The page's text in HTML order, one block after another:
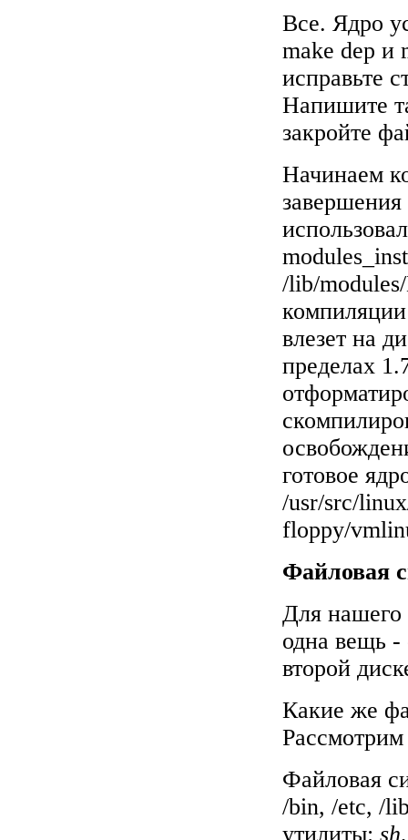
Все. Ядро
make dep и
исправьте
Напишите
закройте
Начинаем
/lib/
влезет на
пределах
готовое
/usr/src/
floppy/
Файловая
Для нашего
одна вещь -
второй
Какие же
Файловая
/bin, /etc, /
утилиты:sh